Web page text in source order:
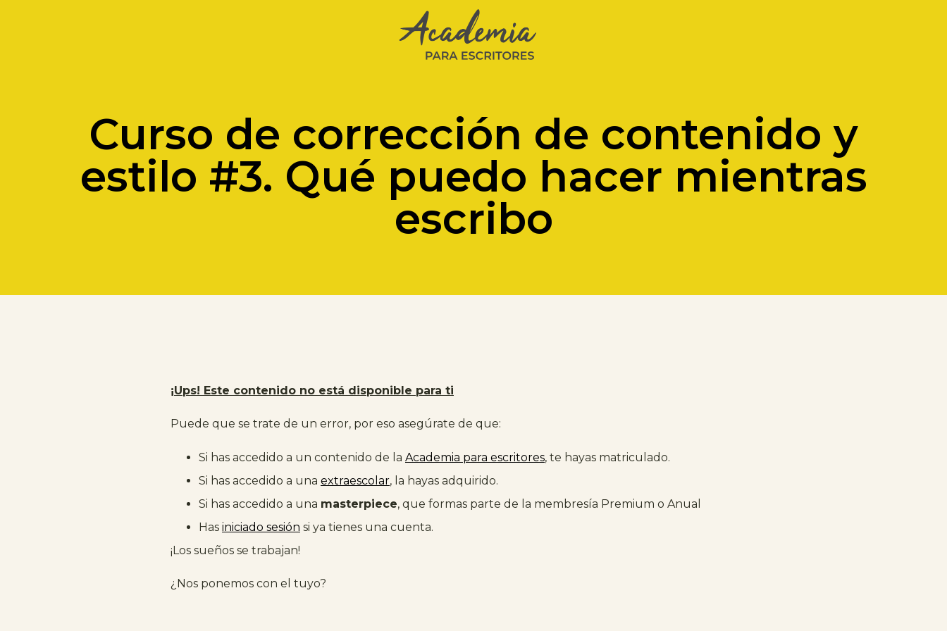
Curso de corrección de contenido y
estilo #3. Qué puedo hacer mientras
escribo
¡Ups! Este contenido no está disponible para ti
Puede que se trate de un error, por eso asegúrate de que:
Si has accedido a un contenido de la Academia para escritores, te hayas matriculado.
Si has accedido a una extraescolar, la hayas adquirido.
Si has accedido a una masterpiece, que formas parte de la membresía Premium o Anual
Has iniciado sesión si ya tienes una cuenta.
¡Los sueños se trabajan!
¿Nos ponemos con el tuyo?